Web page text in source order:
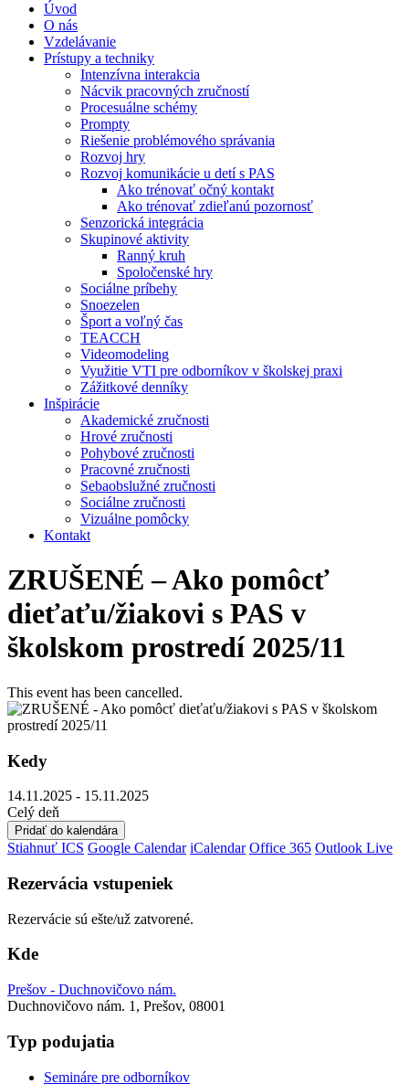
Úvod
O nás
Vzdelávanie
Prístupy a techniky
Intenzívna interakcia
Nácvik pracovných zručností
Procesuálne schémy
Prompty
Riešenie problémového správania
Rozvoj hry
Rozvoj komunikácie u detí s PAS
Ako trénovať očný kontakt
Ako trénovať zdieľanú pozornosť
Senzorická integrácia
Skupinové aktivity
Ranný kruh
Spoločenské hry
Sociálne príbehy
Snoezelen
Šport a voľný čas
TEACCH
Videomodeling
Využitie VTI pre odborníkov v školskej praxi
Zážitkové denníky
Inšpirácie
Akademické zručnosti
Hrové zručnosti
Pohybové zručnosti
Pracovné zručnosti
Sebaobslužné zručnosti
Sociálne zručnosti
Vizuálne pomôcky
Kontakt
ZRUŠENÉ – Ako pomôcť
dieťaťu/žiakovi s PAS v
školskom prostredí 2025/11
This event has been cancelled.
Kedy
14.11.2025 - 15.11.2025
Celý deň
Pridať do kalendára
Stiahnuť ICS Google Calendar iCalendar Office 365 Outlook Live
Rezervácia vstupeniek
Rezervácie sú ešte/už zatvorené.
Kde
Prešov - Duchnovičovo nám.
Duchnovičovo nám. 1, Prešov, 08001
Typ podujatia
Semináre pre odborníkov